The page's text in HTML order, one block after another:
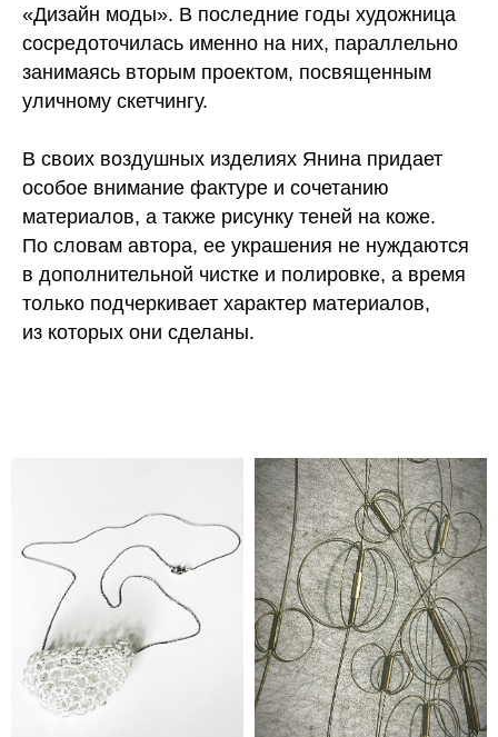
«Дизайн моды». В последние годы художница
сосредоточилась именно на них, параллельно
занимаясь вторым проектом, посвященным
уличному скетчингу.
В своих воздушных изделиях Янина придает
особое внимание фактуре и сочетанию
материалов, а также рисунку теней на коже.
По словам автора, ее украшения не нуждаются
в дополнительной чистке и полировке, а время
только подчеркивает характер материалов,
из которых они сделаны.